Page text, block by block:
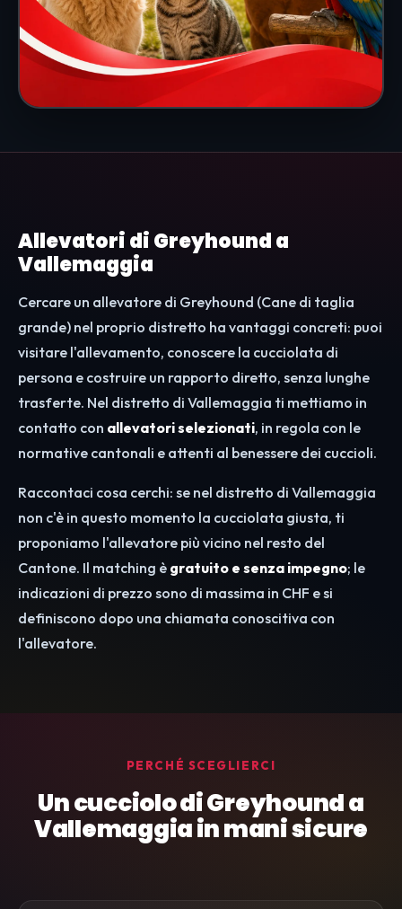
Allevatori di Greyhound a
Vallemaggia
Cercare un allevatore di Greyhound (Cane di taglia
grande) nel proprio distretto ha vantaggi concreti: puoi
visitare l'allevamento, conoscere la cucciolata di
persona e costruire un rapporto diretto, senza lunghe
trasferte. Nel distretto di Vallemaggia ti mettiamo in
contatto con allevatori selezionati, in regola con le
normative cantonali e attenti al benessere dei cuccioli.
Raccontaci cosa cerchi: se nel distretto di Vallemaggia
non c'è in questo momento la cucciolata giusta, ti
proponiamo l'allevatore più vicino nel resto del
Cantone. Il matching è gratuito e senza impegno; le
indicazioni di prezzo sono di massima in CHF e si
definiscono dopo una chiamata conoscitiva con
l'allevatore.
PERCHÉ SCEGLIERCI
Un cucciolo di Greyhound a
Vallemaggia in mani sicure